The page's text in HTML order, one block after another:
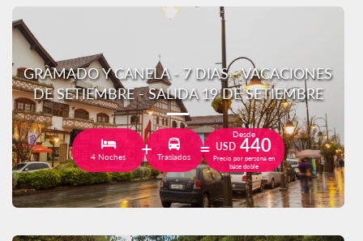
GRAMADO Y CANELA - 7 DIAS - VACACIONES
DE SETIEMBRE - SALIDA 19 DE SETIEMBRE
4 Noches Traslados
Desde
USD 440
Precio por persona en
base doble